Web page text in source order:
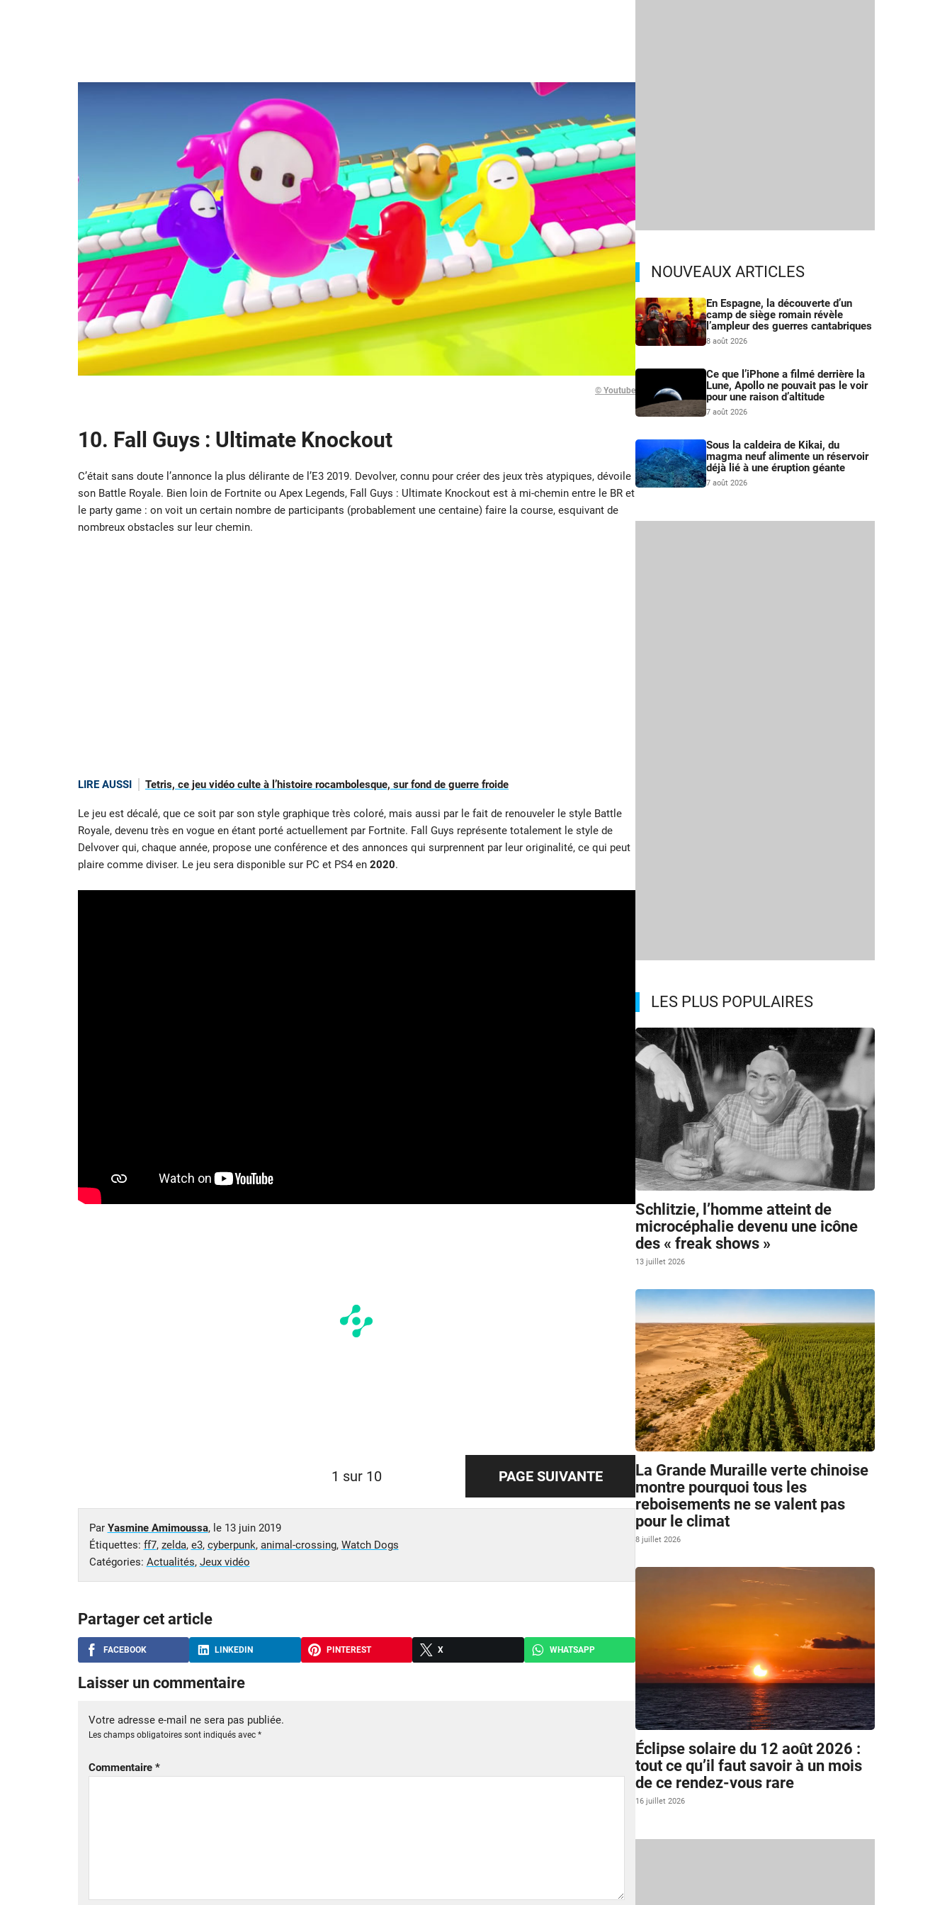
© Youtube
10. Fall Guys : Ultimate Knockout
C’était sans doute l’annonce la plus délirante de l’E3 2019. Devolver, connu pour créer des jeux très atypiques, dévoile
son Battle Royale. Bien loin de Fortnite ou Apex Legends, Fall Guys : Ultimate Knockout est à mi-chemin entre le BR et
le party game : on voit un certain nombre de participants (probablement une centaine) faire la course, esquivant de
nombreux obstacles sur leur chemin.
LIRE AUSSI Tetris, ce jeu vidéo culte à l’histoire rocambolesque, sur fond de guerre froide
Le jeu est décalé, que ce soit par son style graphique très coloré, mais aussi par le fait de renouveler le style Battle
Royale, devenu très en vogue en étant porté actuellement par Fortnite. Fall Guys représente totalement le style de
Delvover qui, chaque année, propose une conférence et des annonces qui surprennent par leur originalité, ce qui peut
plaire comme diviser. Le jeu sera disponible sur PC et PS4 en 2020.
1 sur 10 PAGE SUIVANTE
Par Yasmine Amimoussa, le 13 juin 2019
Étiquettes: ff7, zelda, e3, cyberpunk, animal-crossing, Watch Dogs
Catégories: Actualités, Jeux vidéo
Partager cet article
FACEBOOK LINKEDIN PINTEREST X WHATSAPP
Laisser un commentaire
Votre adresse e-mail ne sera pas publiée.
Les champs obligatoires sont indiqués avec *
Commentaire *
NOUVEAUX ARTICLES
En Espagne, la découverte d’un
camp de siège romain révèle
l’ampleur des guerres cantabriques
8 août 2026
Ce que l’iPhone a filmé derrière la
Lune, Apollo ne pouvait pas le voir
pour une raison d’altitude
7 août 2026
Sous la caldeira de Kikai, du
magma neuf alimente un réservoir
déjà lié à une éruption géante
7 août 2026
LES PLUS POPULAIRES
Schlitzie, l’homme atteint de
microcéphalie devenu une icône
des « freak shows »
13 juillet 2026
La Grande Muraille verte chinoise
montre pourquoi tous les
reboisements ne se valent pas
pour le climat
8 juillet 2026
Éclipse solaire du 12 août 2026 :
tout ce qu’il faut savoir à un mois
de ce rendez-vous rare
16 juillet 2026